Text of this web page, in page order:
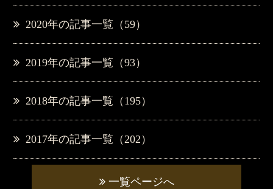
2020年の記事一覧（59）
2019年の記事一覧（93）
2018年の記事一覧（195）
2017年の記事一覧（202）
一覧ページへ